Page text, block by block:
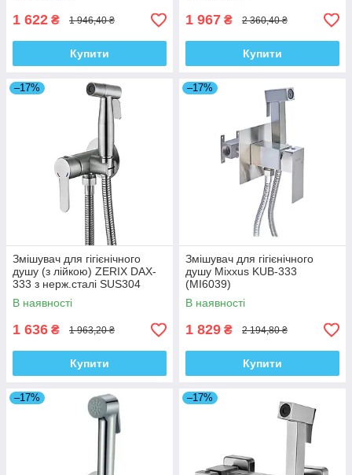
1 622 ₴ 1 946,40 ₴
Купити
1 967 ₴ 2 360,40 ₴
Купити
–17%
Змішувач для гігієнічного
душу (з лійкою) ZERIX DAX-
333 з нерж.сталі SUS304
(ZX4831)
В наявності
1 636 ₴ 1 963,20 ₴
Купити
–17%
Змішувач для гігієнічного
душу Mixxus KUB-333
(MI6039)
В наявності
1 829 ₴ 2 194,80 ₴
Купити
–17% –17%